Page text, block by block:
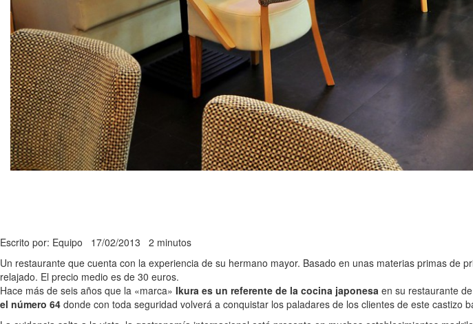
Escrito por: Equipo 17/02/2013 2 minutos
Un restaurante que cuenta con la experiencia de su hermano mayor. Basado en unas materias primas
relajado. El precio medio es de 30 euros.
Hace más de seis años que la «marca» Ikura es un referente de la cocina japonesa en su restaurante
el número 64 donde con toda seguridad volverá a conquistar los paladares de los clientes de este castizo